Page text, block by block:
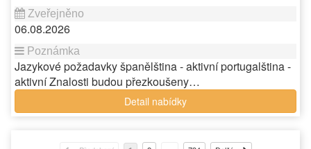
06.08.2026
Jazykové požadavky španělština - aktivní portugalština -
aktivní Znalosti budou přezkoušeny…
Detail nabídky